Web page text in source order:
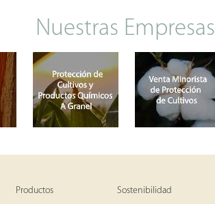
Nuestras Empresas
Productos Sostenibilidad